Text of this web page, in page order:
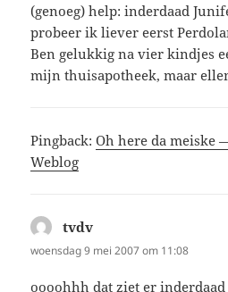
(genoeg) help: inderdaad
probeer ik liever eerst
Ben gelukkig na vier kindjes
mijn thuisapotheek, maar
Pingback:Oh here da meiske
Weblog
tvdv
woensdag 9 mei 2007 om 11:08
oooohhh dat ziet er